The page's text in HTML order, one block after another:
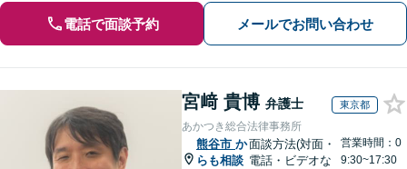
電話で面談予約 メールでお問い合わせ
宮﨑 貴博 弁護士 東京都
あかつき総合法律事務所
熊谷市 か
らも相談
面談方法(対面・
電話・ビデオな
営業時間：0
9:30~17:30